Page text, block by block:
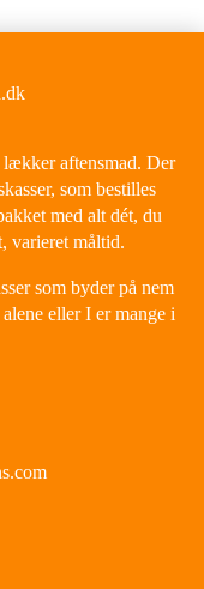
aftensmad. Der
som bestilles
med alt dét, du
varieret måltid.
som byder på nem
eller I er mange i